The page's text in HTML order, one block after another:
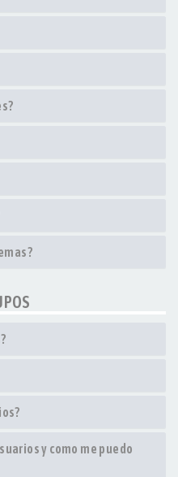
y como me puedo